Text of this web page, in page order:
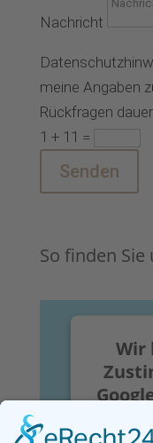
Nachricht
meine Angaben
Rückfragen
1 + 11 =
Senden
So finden Sie
Wir